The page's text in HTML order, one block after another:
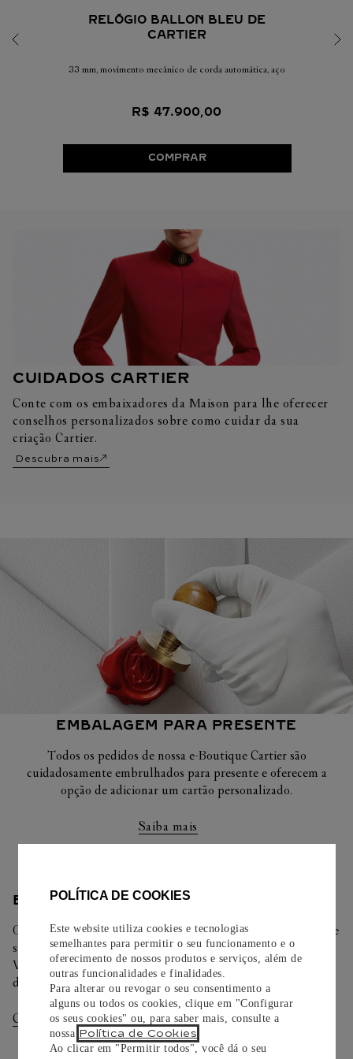
POLÍTICA DE COOKIES
Este website utiliza cookies e tecnologias
semelhantes para permitir o seu funcionamento e o
oferecimento de nossos produtos e serviços, além de
outras funcionalidades e finalidades.
Para alterar ou revogar o seu consentimento a
alguns ou todos os cookies, clique em "Configurar
os seus cookies" ou, para saber mais, consulte a
nossa Política de Cookies
Ao clicar em "Permitir todos", você dá o seu
RELÓGIO BALLON BLEU DE
CARTIER
33 mm, movimento mecânico de corda automática, aço
R$ 47.900,00
COMPRAR
CUIDADOS CARTIER
Conte com os embaixadores da Maison para lhe oferecer
conselhos personalizados sobre como cuidar da sua
criação Cartier.
Descubra mais
EMBALAGEM PARA PRESENTE
Todos os pedidos de nossa e-Boutique Cartier são
cuidadosamente embrulhados para presente e oferecem a
opção de adicionar um cartão personalizado.
Saiba mais
ENTREGA/DEVOLUÇÃO
Oferecemos diferentes opções de entrega. Selecione o envio de
sua preferência na finalização de seu pedido.
Você pode trocar ou devolver sua criação Cartier em até 30
dias.
Consultar Entregas Consultar Devoluções